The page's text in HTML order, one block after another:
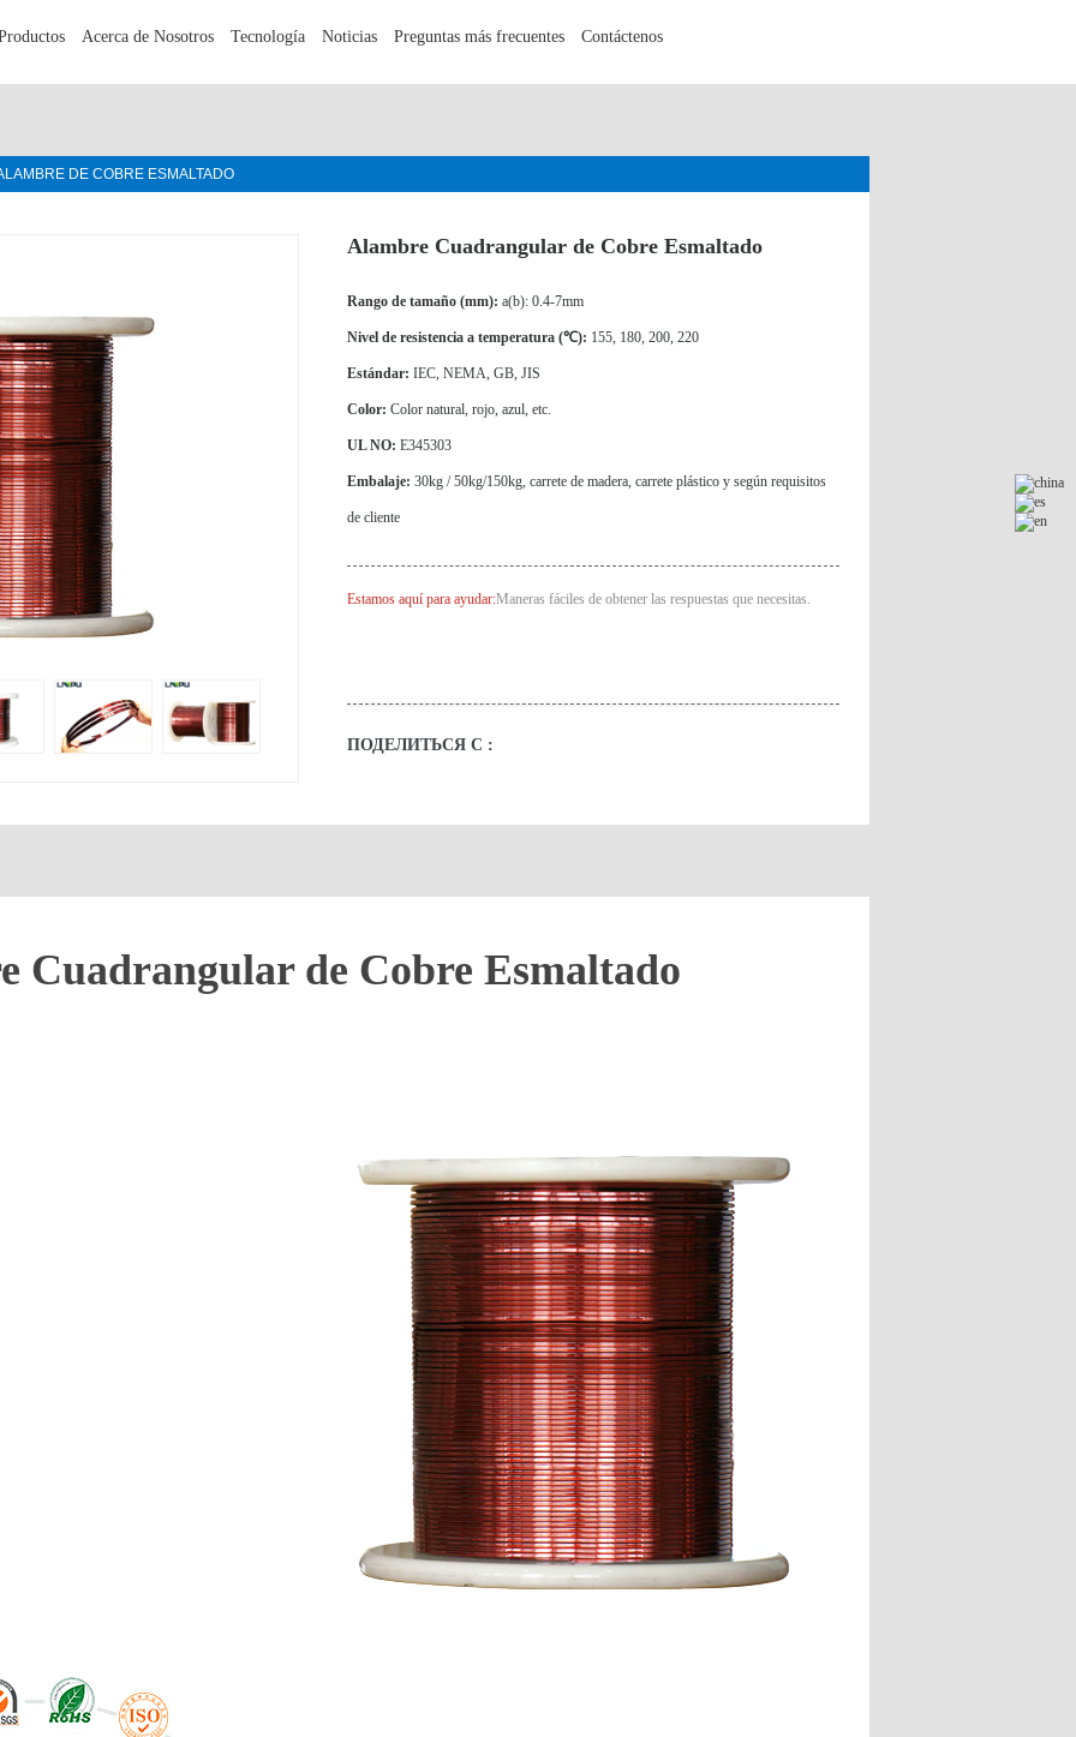
Acerca de Nosotros Tecnología Noticias Preguntas más frecuentes Contáctenos
DE COBRE ESMALTADO
Alambre Cuadrangular de Cobre Esmaltado
Rango de tamaño (mm): a(b): 0.4-7mm
Nivel de resistencia a temperatura (℃): 155, 180, 200, 220
Estándar: IEC, NEMA, GB, JIS
Color: Color natural, rojo, azul, etc.
UL NO: E345303
Embalaje: 30kg / 50kg/150kg, carrete de madera, carrete plástico y según requisitos
de cliente
Estamos aquí para ayudar:Maneras fáciles de obtener las respuestas que necesitas.
ПОДЕЛИТЬСЯ С :
Cuadrangular de Cobre Esmaltado